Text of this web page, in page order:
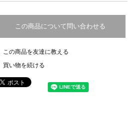
この商品について問い合わせる
この商品を友達に教える
買い物を続ける